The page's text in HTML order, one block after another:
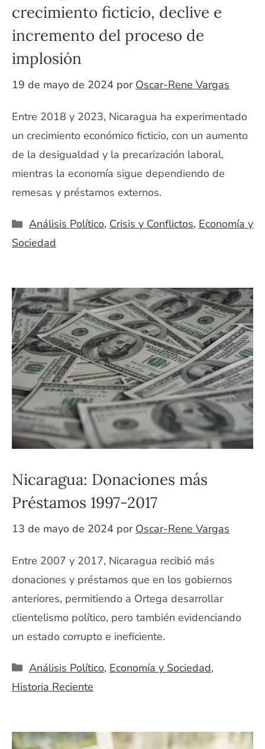
crecimiento ficticio, declive e
incremento del proceso de
implosión
19 de mayo de 2024 por Oscar-Rene Vargas
Entre 2018 y 2023, Nicaragua ha experimentado
un crecimiento económico ficticio, con un aumento
de la desigualdad y la precarización laboral,
mientras la economía sigue dependiendo de
remesas y préstamos externos.
Categorías
Análisis Político, Crisis y Conflictos, Economía y
Sociedad
Nicaragua: Donaciones más
Préstamos 1997-2017
13 de mayo de 2024 por Oscar-Rene Vargas
Entre 2007 y 2017, Nicaragua recibió más
donaciones y préstamos que en los gobiernos
anteriores, permitiendo a Ortega desarrollar
clientelismo político, pero también evidenciando
un estado corrupto e ineficiente.
Categorías
Análisis Político, Economía y Sociedad,
Historia Reciente